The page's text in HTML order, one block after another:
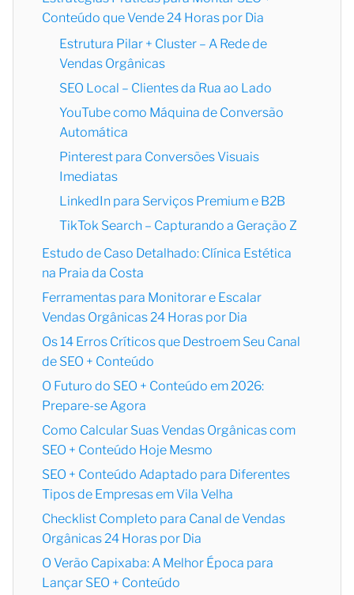
Conteúdo que Vende 24 Horas por Dia
Estrutura Pilar + Cluster – A Rede de
Vendas Orgânicas
SEO Local – Clientes da Rua ao Lado
YouTube como Máquina de Conversão
Automática
Pinterest para Conversões Visuais
Imediatas
LinkedIn para Serviços Premium e B2B
TikTok Search – Capturando a Geração Z
Estudo de Caso Detalhado: Clínica Estética
na Praia da Costa
Ferramentas para Monitorar e Escalar
Vendas Orgânicas 24 Horas por Dia
Os 14 Erros Críticos que Destroem Seu Canal
de SEO + Conteúdo
O Futuro do SEO + Conteúdo em 2026:
Prepare-se Agora
Como Calcular Suas Vendas Orgânicas com
SEO + Conteúdo Hoje Mesmo
SEO + Conteúdo Adaptado para Diferentes
Tipos de Empresas em Vila Velha
Checklist Completo para Canal de Vendas
Orgânicas 24 Horas por Dia
O Verão Capixaba: A Melhor Época para
Lançar SEO + Conteúdo